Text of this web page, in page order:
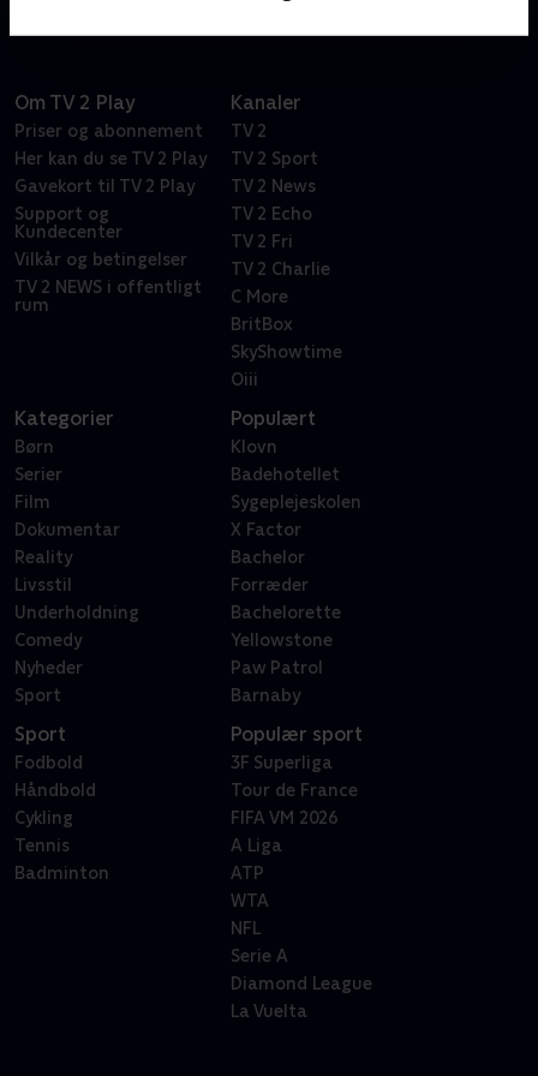
Om TV 2 Play
Priser og abonnement
Her kan du se TV 2 Play
Gavekort til TV 2 Play
Support og
Kundecenter
Vilkår og betingelser
TV 2 NEWS i offentligt
rum
Kanaler
TV 2
TV 2 Sport
TV 2 News
TV 2 Echo
TV 2 Fri
TV 2 Charlie
C More
BritBox
SkyShowtime
Oiii
Kategorier
Børn
Serier
Film
Dokumentar
Reality
Livsstil
Underholdning
Comedy
Nyheder
Sport
Populært
Klovn
Badehotellet
Sygeplejeskolen
X Factor
Bachelor
Forræder
Bachelorette
Yellowstone
Paw Patrol
Barnaby
Sport
Fodbold
Håndbold
Cykling
Tennis
Badminton
Populær sport
3F Superliga
Tour de France
FIFA VM 2026
A Liga
ATP
WTA
NFL
Serie A
Diamond League
La Vuelta